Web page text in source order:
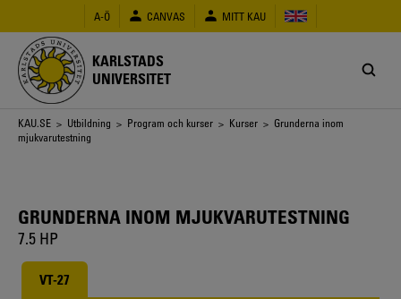
huvudinnehåll
A-Ö CANVAS MITT KAU
KARLSTADS
UNIVERSITET
Länkstig
KAU.SE > Utbildning > Program och kurser > Kurser > Grunderna inom
mjukvarutestning
GRUNDERNA INOM MJUKVARUTESTNING
7.5 HP
VT-27